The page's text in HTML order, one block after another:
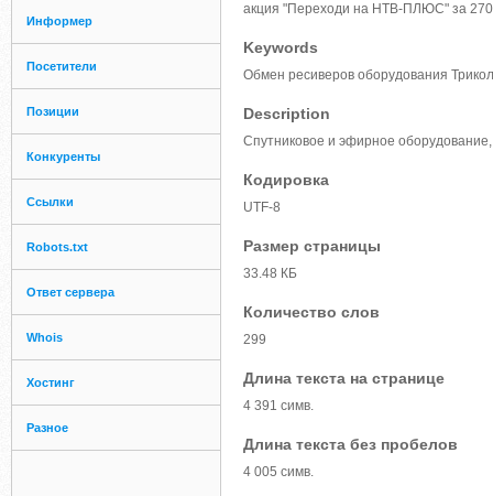
Информер
Посетители
Позиции
Конкуренты
Ссылки
Robots.txt
Ответ сервера
Whois
Хостинг
Разное
акция "Переходи на НТВ-ПЛЮС" за
Keywords
Обмен ресиверов оборудования
Description
Спутниковое и эфирное
Кодировка
UTF-8
Размер страницы
33.48 КБ
Количество слов
299
Длина текста на странице
4 391 симв.
Длина текста без пробелов
4 005 симв.